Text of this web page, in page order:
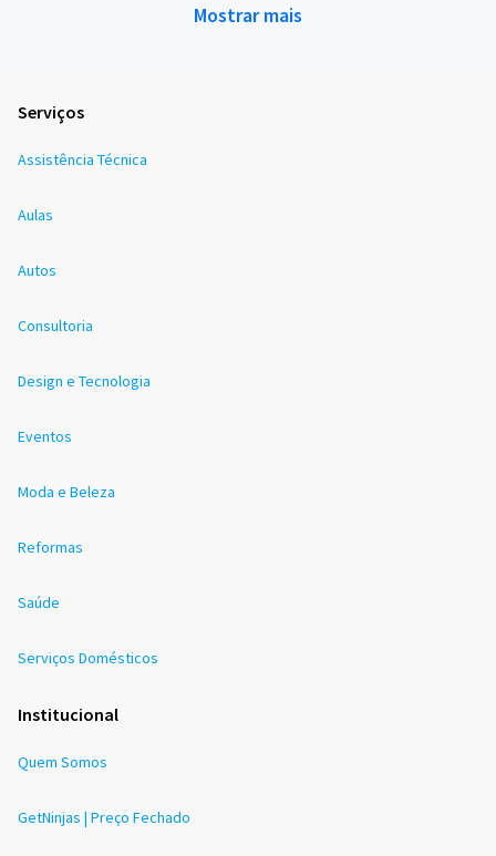
Mostrar mais
Serviços
Assistência Técnica
Aulas
Autos
Consultoria
Design e Tecnologia
Eventos
Moda e Beleza
Reformas
Saúde
Serviços Domésticos
Institucional
Quem Somos
GetNinjas | Preço Fechado